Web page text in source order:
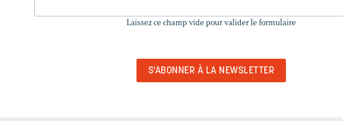
CHAMP
Laissez ce champ vide pour valider le formulaire